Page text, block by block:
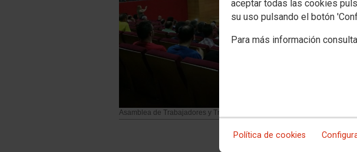
aceptar todas las cookies
su uso pulsando el botón
Para más información
Política de cookies
Asamblea de Trabajadores y Trabajadoras en Granada